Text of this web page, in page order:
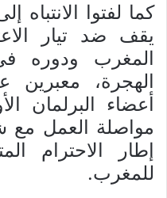
كما لفتوا الانتباه
يقف ضد تيار
المغرب ودوره
الهجرة،
أعضاء البرلمان
مواصلة العمل مع
إطار الاحترام
للمغرب.